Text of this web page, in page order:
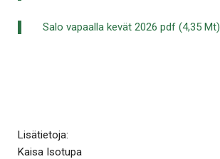
Salo vapaalla kevät 2026 pdf (4,35 Mt)
Lisätietoja:
Kaisa Isotupa